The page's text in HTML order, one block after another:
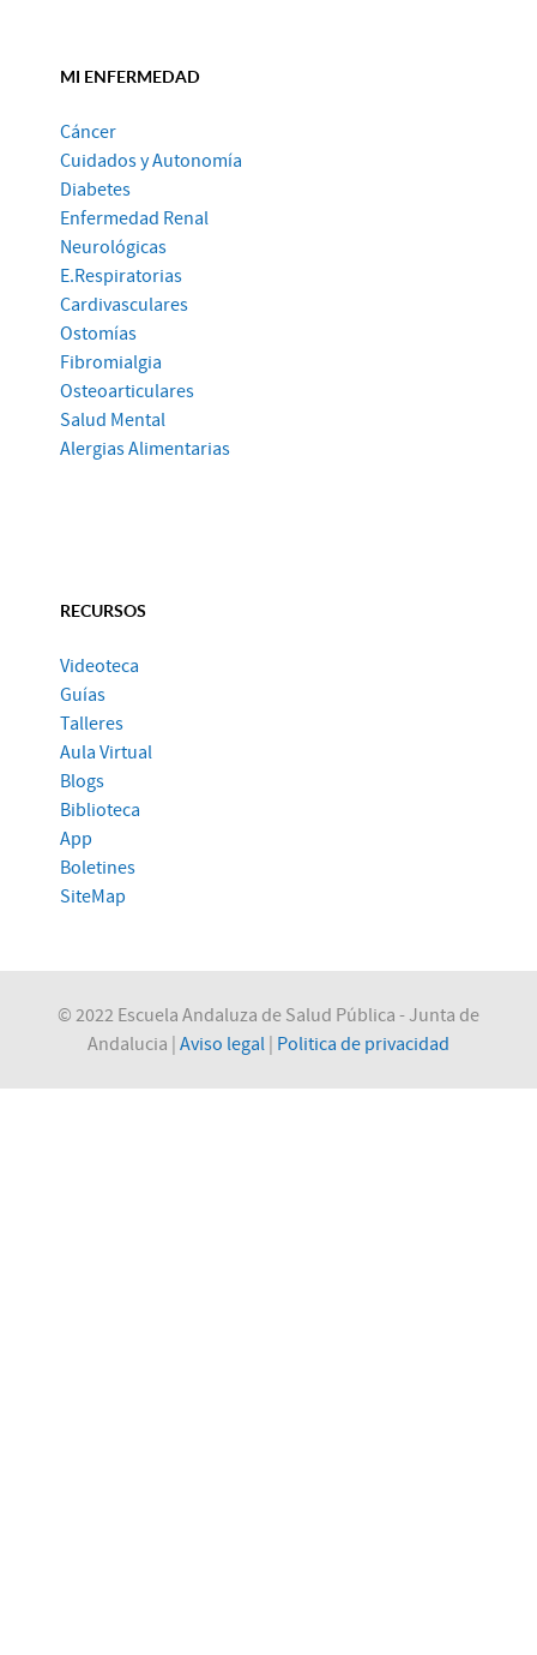
MI ENFERMEDAD
Cáncer
Cuidados y Autonomía
Diabetes
Enfermedad Renal
Neurológicas
E.Respiratorias
Cardivasculares
Ostomías
Fibromialgia
Osteoarticulares
Salud Mental
Alergias Alimentarias
RECURSOS
Videoteca
Guías
Talleres
Aula Virtual
Blogs
Biblioteca
App
Boletines
SiteMap
© 2022 Escuela Andaluza de Salud Pública - Junta de
Andalucia | Aviso legal | Politica de privacidad